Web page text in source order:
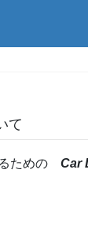
て
るための